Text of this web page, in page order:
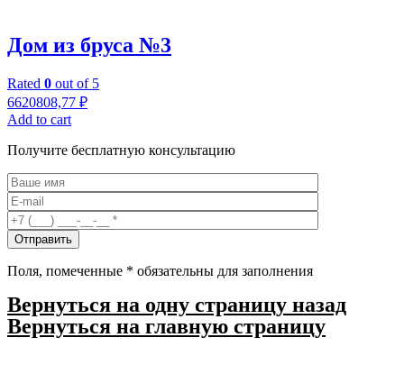
Дом из бруса №3
Rated 0 out of 5
6620808,77 ₽
Add to cart
Получите бесплатную консультацию
Поля, помеченные * обязательны для заполнения
Вернуться на одну страницу назад
Вернуться на главную страницу